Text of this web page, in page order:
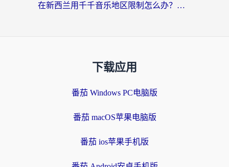
在新西兰用千千音乐地区限制怎么办？海外华人必备的回国加速解决方案
下载应用
番茄 Windows PC电脑版
番茄 macOS苹果电脑版
番茄 ios苹果手机版